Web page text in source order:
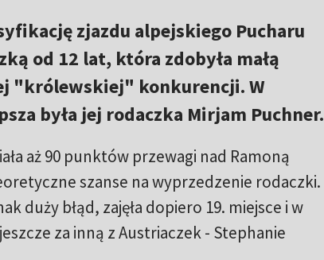
zjazdu alpejskiego Pucharu
od 12 lat, która zdobyła małą
"królewskiej" konkurencji. W
była jej rodaczka Mirjam Puchner.
aż 90 punktów przewagi nad Ramoną
szanse na wyprzedzenie rodaczki.
duży błąd, zajęła dopiero 19. miejsce i w
za inną z Austriaczek - Stephanie